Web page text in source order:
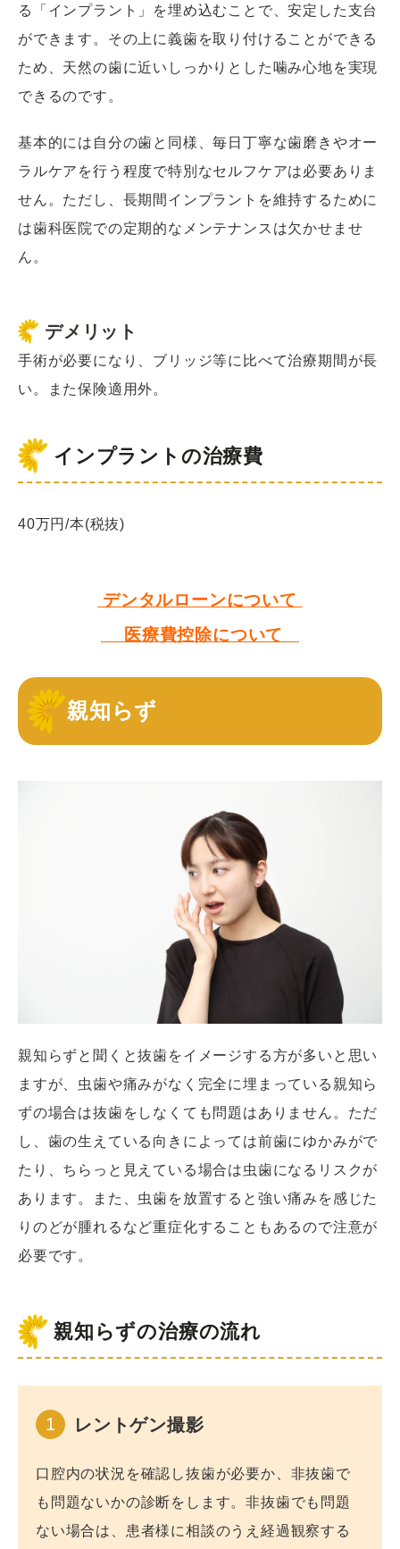
る「インプラント」を埋め込むことで、安定した支台
ができます。その上に義歯を取り付けることができる
ため、天然の歯に近いしっかりとした噛み心地を実現
できるのです。
基本的には自分の歯と同様、毎日丁寧な歯磨きやオー
ラルケアを行う程度で特別なセルフケアは必要ありま
せん。ただし、長期間インプラントを維持するために
は歯科医院での定期的なメンテナンスは欠かせませ
ん。
デメリット
手術が必要になり、ブリッジ等に比べて治療期間が長
い。また保険適用外。
インプラントの治療費
40万円/本(税抜)
デンタルローンについて
医療費控除について
親知らず
親知らずと聞くと抜歯をイメージする方が多いと思い
ますが、虫歯や痛みがなく完全に埋まっている親知ら
ずの場合は抜歯をしなくても問題はありません。ただ
し、歯の生えている向きによっては前歯にゆかみがで
たり、ちらっと見えている場合は虫歯になるリスクが
あります。また、虫歯を放置すると強い痛みを感じた
りのどが腫れるなど重症化することもあるので注意が
必要です。
親知らずの治療の流れ
1 レントゲン撮影
口腔内の状況を確認し抜歯が必要か、非抜歯で
も問題ないかの診断をします。非抜歯でも問題
ない場合は、患者様に相談のうえ経過観察する